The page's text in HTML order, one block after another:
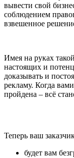
вывести свой
соблюдением
взвешенное
Имея на руках
настоящих и
доказывать и
рекламу. Когда
пройдена – всё
Теперь ваш
будет вам